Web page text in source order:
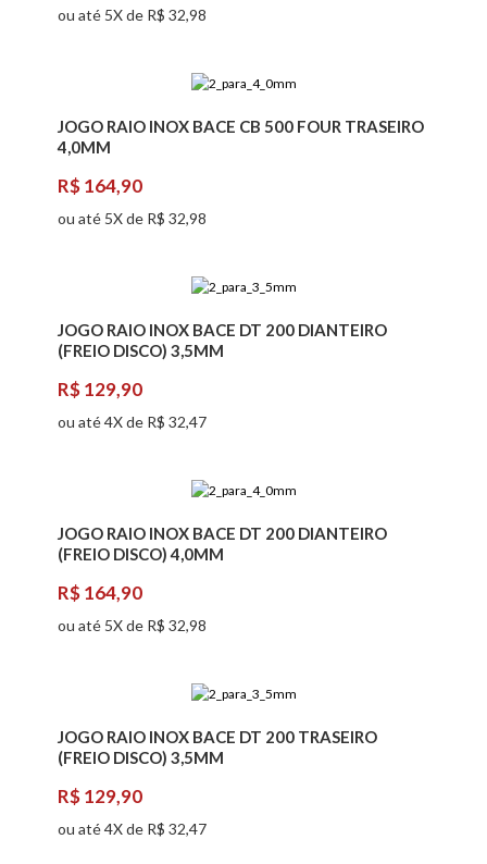
ou até 5X de R$ 32,98
JOGO RAIO INOX BACE CB 500 FOUR TRASEIRO
4,0MM
R$ 164,90
ou até 5X de R$ 32,98
JOGO RAIO INOX BACE DT 200 DIANTEIRO
(FREIO DISCO) 3,5MM
R$ 129,90
ou até 4X de R$ 32,47
JOGO RAIO INOX BACE DT 200 DIANTEIRO
(FREIO DISCO) 4,0MM
R$ 164,90
ou até 5X de R$ 32,98
JOGO RAIO INOX BACE DT 200 TRASEIRO
(FREIO DISCO) 3,5MM
R$ 129,90
ou até 4X de R$ 32,47